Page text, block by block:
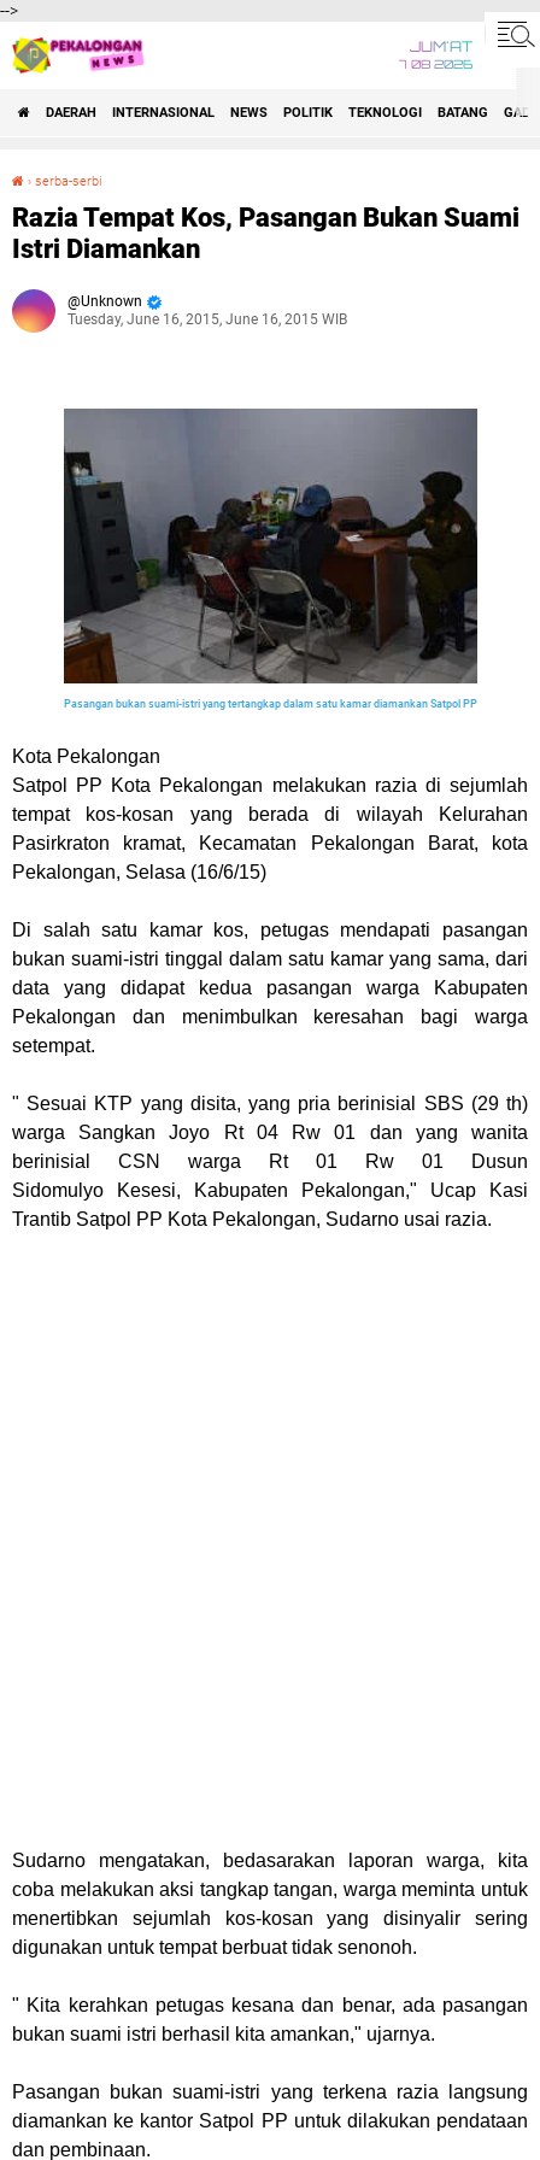
-->
JUM'AT
7 08 2026
DAERAH INTERNASIONAL NEWS POLITIK TEKNOLOGI BATANG
› serba-serbi
Razia Tempat Kos, Pasangan Bukan Suami
Istri Diamankan
Unknown
Tuesday, June 16, 2015, June 16, 2015 WIB
Pasangan bukan suami-istri yang tertangkap dalam satu kamar diamankan Satpol PP
Kota Pekalongan
Satpol PP Kota Pekalongan melakukan razia di sejumlah
tempat kos-kosan yang berada di wilayah Kelurahan
Pasirkraton kramat, Kecamatan Pekalongan Barat, kota
Pekalongan, Selasa (16/6/15)
Di salah satu kamar kos, petugas mendapati pasangan
bukan suami-istri tinggal dalam satu kamar yang sama, dari
data yang didapat kedua pasangan warga Kabupaten
Pekalongan dan menimbulkan keresahan bagi warga
setempat.
" Sesuai KTP yang disita, yang pria berinisial SBS (29 th)
warga Sangkan Joyo
Rt 04 Rw 01 dan yang wanita
berinisial CSN warga Rt 01 Rw 01 Dusun
Sidomulyo
Kesesi, Kabupaten Pekalongan," Ucap Kasi
Trantib Satpol PP Kota Pekalongan, Sudarno usai razia.
Sudarno mengatakan, bedasarakan laporan warga, kita
coba melakukan aksi tangkap tangan, warga meminta untuk
menertibkan sejumlah kos-kosan yang disinya lir sering
digunakan untuk tempat berbuat tidak senonoh.
" Kita kerahkan petugas kesana dan benar, ada pasangan
bukan suami istri berhasil kita amankan," ujarnya.
Pasangan bukan suami-istri yang terkena razia langsung
diamankan ke kantor Satpol PP untuk dilakukan pendataan
dan pembinaan.